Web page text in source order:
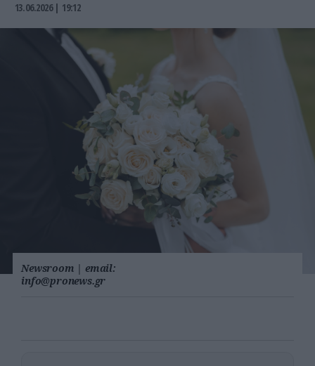
13.06.2026 | 19:12
Newsroom | email:
info@pronews.gr